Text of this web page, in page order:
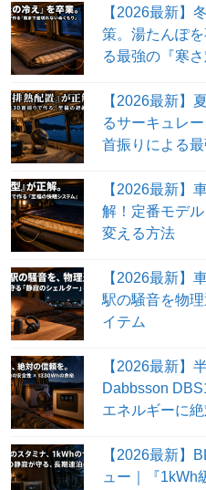
【2026最新】
策。湯たんぽ
る最強の『寒さ
【2026最新】
るサーキュレ
首振りによる最
【2026最新】
解！定番モデ
変える方法
【2026最新】
駅の騒音を物
イテム
【2026最新】
Dabbsson
エネルギーに
【2026最新】
ュー｜『1kWh